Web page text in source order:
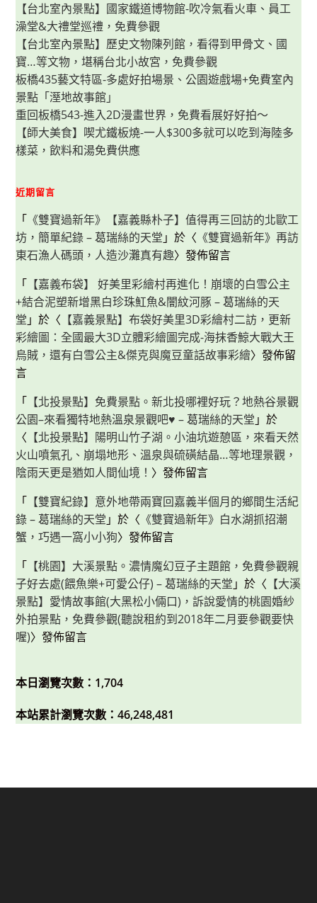
快
速
出
餐
的
十
分
鐘
料
理！
(味
噌
料
理
美
味
【台北室內景點】國家鐵道博物館-吹冷氣看火車、員工
澡堂&大禮堂巡禮，免費參觀
【台北室內景點】歷史文物陳列館，看得到甲骨文、國
寶…等文物，堪稱台北小故宮，免費參觀
板橋435藝文特區-多處好拍場景、公園遊戲場+免費室內
景點「溼地故事館」
重回板橋543-進入2D漫畫世界，免費看展好好拍～
【師大美食】喫尤鐵板燒-一人$300多就可以吃到海陸多
樣菜，飲料和湯免費供應
近期留言
「 《雙寶過新年》【嘉義縣朴子】值得再三回訪的北歐工
坊，簡單紀錄 – 葛瑞絲的天堂 」於〈 《雙寶過新年》再訪
東石漁人碼頭，人造沙灘真有趣〉發佈留言
「 【嘉義布袋】 好美里彩繪村再進化！崩壞的白雪公主
+結合泥塑新增黑白珍珠魟魚&闇紋河豚 – 葛瑞絲的天
堂 」於〈 【嘉義景點】布袋好美里3D彩繪村二訪，更新
彩繪圖：全國最大3D立體彩繪圖完成-海抹香鯨大戰大王
烏賊，還有白雪公主&傑克與魔豆童話故事彩繪〉發佈留
言
「 【北投景點】免費景點。新北投哪裡好玩？地熱谷景觀
公園–來看獨特地熱溫泉景觀吧♥ – 葛瑞絲的天堂 」於
〈 【北投景點】陽明山竹子湖。小油坑遊憩區，來看天然
火山噴氣孔、崩塌地形、溫泉與硫磺結晶…等地理景觀，
陰雨天更是猶如人間仙境！ 〉發佈留言
「 【雙寶紀錄】意外地帶兩寶回嘉義半個月的鄉間生活紀
錄 – 葛瑞絲的天堂 」於〈 《雙寶過新年》白水湖抓招潮
蟹，巧遇一窩小小狗〉發佈留言
「 【桃園】大溪景點。濃情魔幻豆子主題館，免費參觀親
子好去處(餵魚樂+可愛公仔) – 葛瑞絲的天堂 」於〈 【大溪
景點】愛情故事館(大黑松小倆口)，訴說愛情的桃園婚紗
外拍景點，免費參觀(聽說租約到2018年二月要參觀要快
喔)〉發佈留言
本日瀏覽次數：1,704
本站累計瀏覽次數：46,248,481